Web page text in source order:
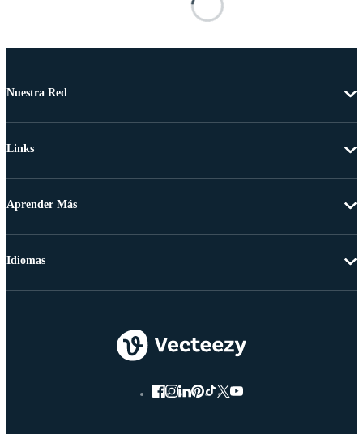
Nuestra Red
Links
Aprender Más
Idiomas